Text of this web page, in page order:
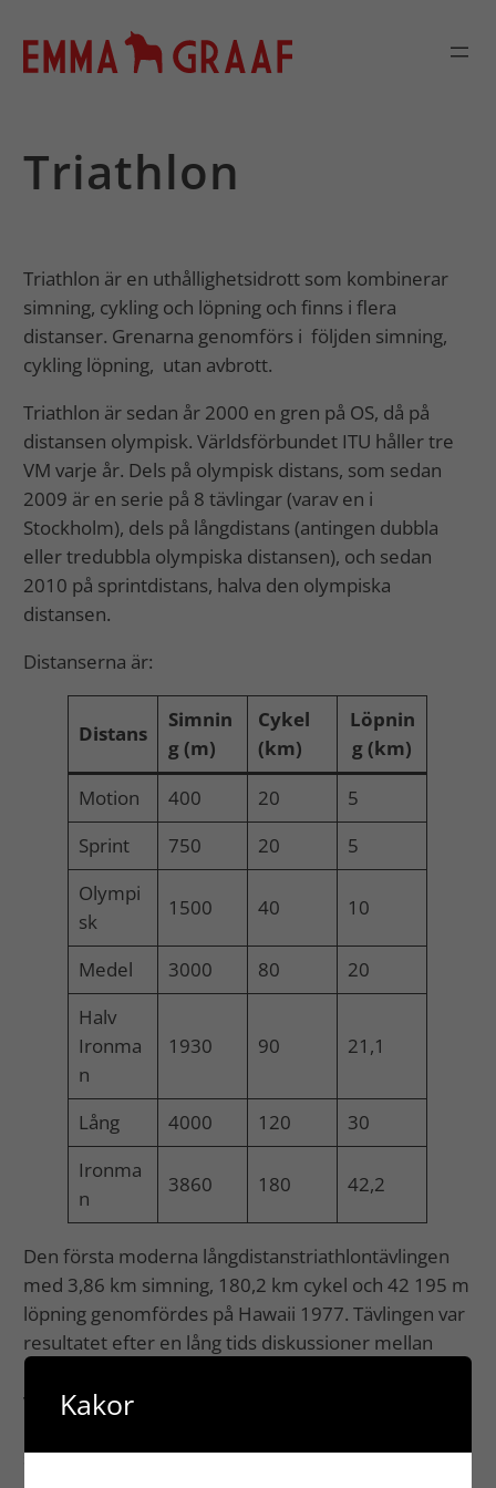
innehåll
Triathlon
Triathlon är en uthållighetsidrott som kombinerar
simning, cykling och löpning och finns i flera
distanser. Grenarna genomförs i följden simning,
cykling löpning, utan avbrott.
Triathlon är sedan år 2000 en gren på OS, då på
distansen olympisk. Världsförbundet ITU håller tre
VM varje år. Dels på olympisk distans, som sedan
2009 är en serie på 8 tävlingar (varav en i
Stockholm), dels på långdistans (antingen dubbla
eller tredubbla olympiska distansen), och sedan
2010 på sprintdistans, halva den olympiska
distansen.
Distanserna är:
Distans
Simnin
g (m)
Cykel
(km)
Löpnin
g (km)
Motion
400 20
5
Sprint
750 20
5
Olympi
sk
1500 40 10
Medel 3000 80
20
Halv
Ironma
n
1930 90 21,1
Lång 4000 120
30
Ironma
n
3860 180 42,2
Den första moderna långdistanstriathlontävlingen
med 3,86 km simning, 180,2 km cykel och 42 195 m
löpning genomfördes på Hawaii 1977. Tävlingen var
resultatet efter en lång tids diskussioner mellan
vilken sport som var mest krävande och krävde den
skulle lösas med ett lopp där man på Hawaii
Kakor